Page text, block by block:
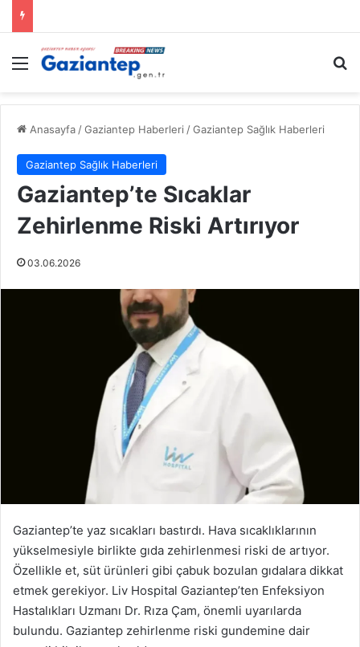
Menü
Anasayfa /Gaziantep Haberleri /Gaziantep Sağlık Haberleri
Gaziantep Sağlık Haberleri
Gaziantep’te Sıcaklar
Zehirlenme Riski Artırıyor
03.06.2026
Gaziantep’te yaz sıcakları bastırdı. Hava sıcaklıklarının
yükselmesiyle birlikte gıda zehirlenmesi riski de artıyor.
Özellikle et, süt ürünleri gibi çabuk bozulan gıdalara dikkat
etmek gerekiyor. Liv Hospital Gaziantep’ten Enfeksiyon
Hastalıkları Uzmanı Dr. Rıza Çam, önemli uyarılarda
bulundu. Gaziantep zehirlenme riski gundemine dair